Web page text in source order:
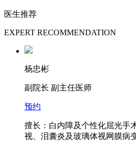
医生推荐
EXPERT RECOMMENDATION
杨忠彬
副院长 副主任医师
预约
擅长：白内障及个性化屈光手
视、泪囊炎及玻璃体视网膜病